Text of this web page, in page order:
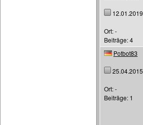
12.01.2019
Ort: -
Beiträge: 4
Potbot83
25.04.2015
Ort: -
Beiträge: 1